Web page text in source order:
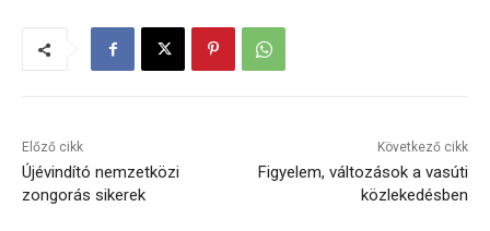
Előző cikk
Újévindító nemzetközi
zongorás sikerek
Következő cikk
Figyelem, változások a vasúti
közlekedésben